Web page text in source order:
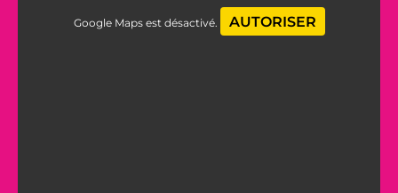
Google Maps est désactivé. AUTORISER